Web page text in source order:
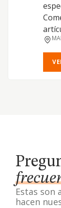
Estas son
hacen